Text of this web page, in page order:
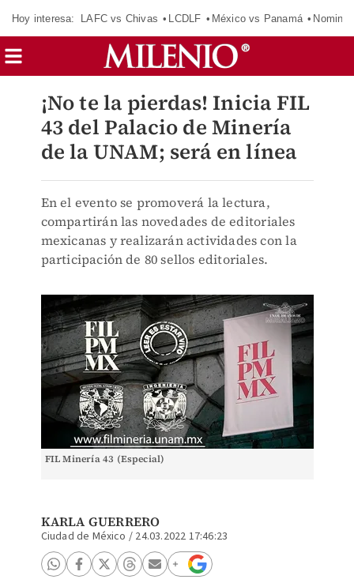
Hoy interesa: LAFC vs Chivas LCDLF México vs Panamá
¡No te la pierdas! Inicia FIL
43 del Palacio de Minería
de la UNAM; será en línea
En el evento se promoverá la lectura,
compartirán las novedades de editoriales
mexicanas y realizarán actividades con la
participación de 80 sellos editoriales.
FIL Minería 43 (Especial)
KARLA GUERRERO
Ciudad de México / 24.03.2022 17:46:23